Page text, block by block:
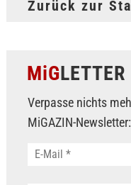
Zurück zur
MiGLETTER
Verpasse nichts
MiGAZIN-Newsletter: